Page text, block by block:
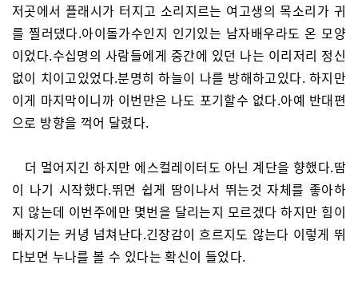
저곳에서 플래시가 터지고 소리지르는 여고생의 목소리가 귀
를 찔러댔다.아이돌가수인지 인기있는 남자배우라도 온 모양
이었다.수십명의 사람들에게 중간에 있던 나는 이리저리 정신
없이 치이고있었다.분명히 하늘이 나를 방해하고있다. 하지만
이게 마지막이니까 이번만은 나도 포기할수 없다.아예 반대편
으로 방향을 꺽어 달렸다.
더 멀어지긴 하지만 에스컬레이터도 아닌 계단을 향했다.땀
이 나기 시작했다.뛰면 쉽게 땀이나서 뛰는것 자체를 좋아하
지 않는데 이번주에만 몇번을 달리는지 모르겠다 하지만 힘이
빠지기는 커녕 넘쳐난다.긴장감이 흐르지도 않는다 이렇게 뛰
다보면 누나를 볼 수 있다는 확신이 들었다.